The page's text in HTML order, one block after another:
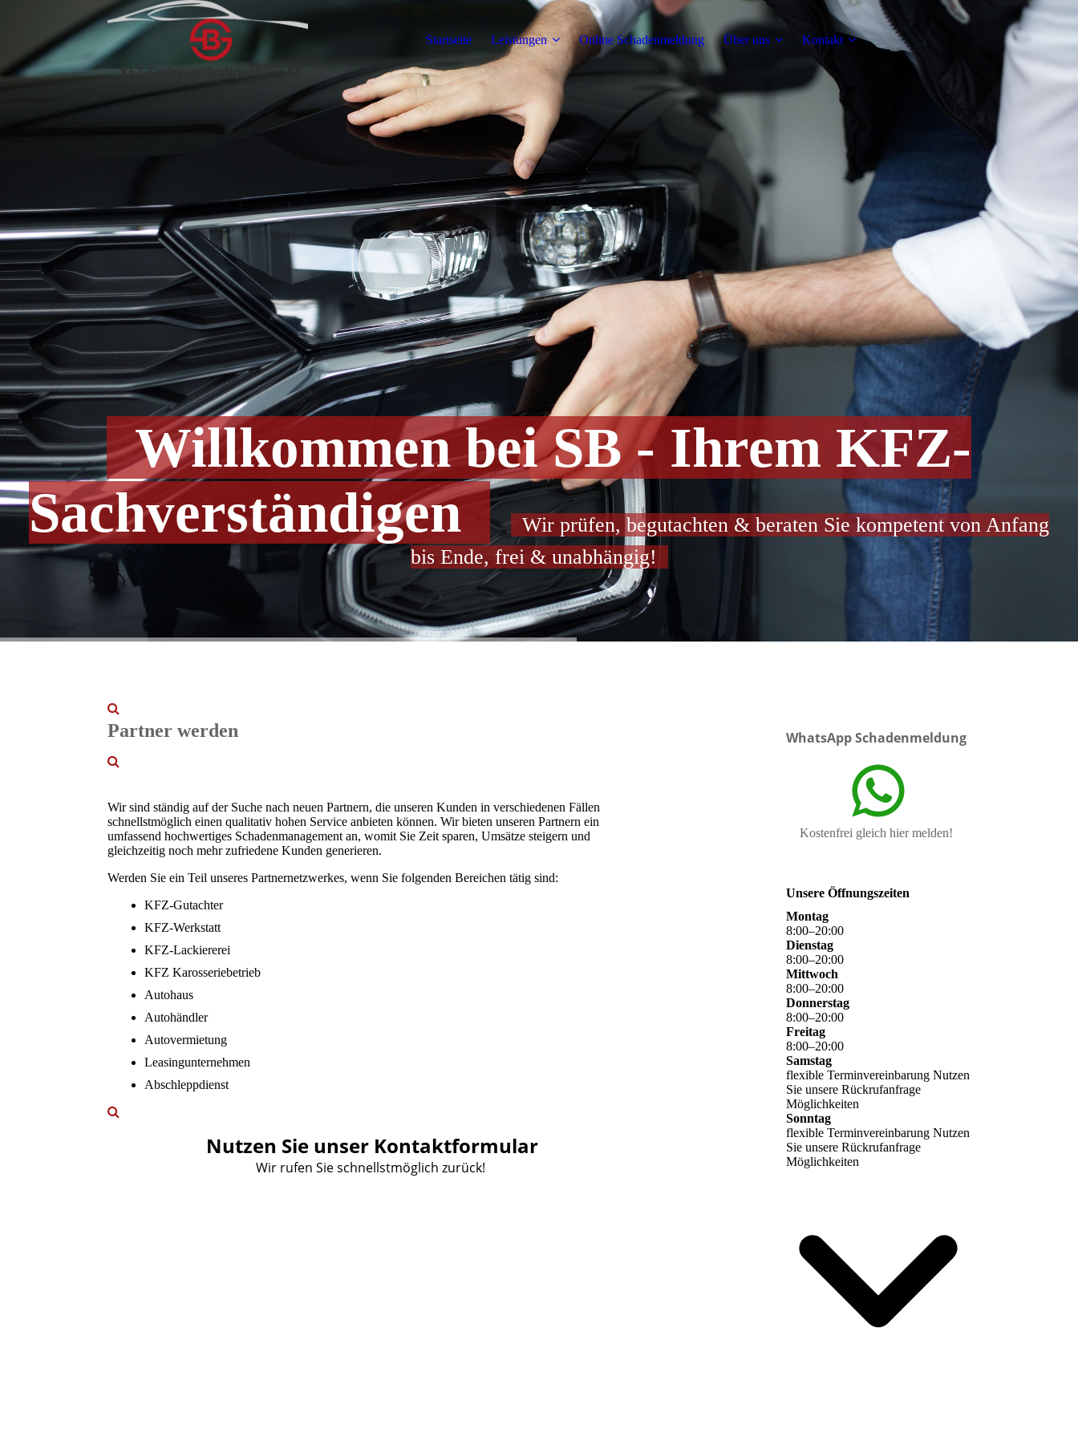
Startseite Leistungen Online Schadenmeldung Über uns Kontakt
Willkommen bei SB - Ihrem KFZ-
Sachverständigen
Wir prüfen, begutachten & beraten Sie kompetent von Anfang
bis Ende, frei & unabhängig!
Partner werden
Wir sind ständig auf der Suche nach neuen Partnern, die unseren Kunden in verschiedenen Fällen
schnellstmöglich einen qualitativ hohen Service anbieten können. Wir bieten unseren Partnern ein
umfassend hochwertiges Schadenmanagement an, womit Sie Zeit sparen, Umsätze steigern und
gleichzeitig noch mehr zufriedene Kunden generieren.
Werden Sie ein Teil unseres Partnernetzwerkes, wenn Sie folgenden Bereichen tätig sind:
KFZ-Gutachter
KFZ-Werkstatt
KFZ-Lackiererei
KFZ Karosseriebetrieb
Autohaus
Autohändler
Autovermietung
Leasingunternehmen
Abschleppdienst
Nutzen Sie unser Kontaktformular
Wir rufen Sie schnellstmöglich zurück!
WhatsApp Schadenmeldung
Kostenfrei gleich hier melden!
Unsere Öffnungszeiten
Montag
8:00–20:00
Dienstag
8:00–20:00
Mittwoch
8:00–20:00
Donnerstag
8:00–20:00
Freitag
8:00–20:00
Samstag
flexible Terminvereinbarung Nutzen
Sie unsere Rückrufanfrage
Möglichkeiten
Sonntag
flexible Terminvereinbarung Nutzen
Sie unsere Rückrufanfrage
Möglichkeiten